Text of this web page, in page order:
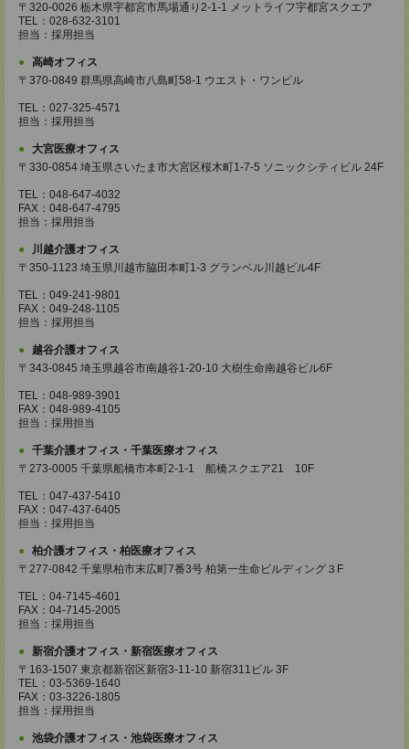
〒320-0026 栃木県宇都宮市馬場通り2-1-1 メットライフ宇都宮スクエア
TEL：028-632-3101
担当：採用担当
高崎オフィス
〒370-0849 群馬県高崎市八島町58-1 ウエスト・ワンビル
TEL：027-325-4571
担当：採用担当
大宮医療オフィス
〒330-0854 埼玉県さいたま市大宮区桜木町1-7-5 ソニックシティビル 24F
TEL：048-647-4032
FAX：048-647-4795
担当：採用担当
川越介護オフィス
〒350-1123 埼玉県川越市脇田本町1-3 グランベル川越ビル4F
TEL：049-241-9801
FAX：049-248-1105
担当：採用担当
越谷介護オフィス
〒343-0845 埼玉県越谷市南越谷1-20-10 大樹生命南越谷ビル6F
TEL：048-989-3901
FAX：048-989-4105
担当：採用担当
千葉介護オフィス・千葉医療オフィス
〒273-0005 千葉県船橋市本町2-1-1 船橋スクエア21 10F
TEL：047-437-5410
FAX：047-437-6405
担当：採用担当
柏介護オフィス・柏医療オフィス
〒277-0842 千葉県柏市末広町7番3号 柏第一生命ビルディング３F
TEL：04-7145-4601
FAX：04-7145-2005
担当：採用担当
新宿介護オフィス・新宿医療オフィス
〒163-1507 東京都新宿区新宿3-11-10 新宿311ビル 3F
TEL：03-5369-1640
FAX：03-3226-1805
担当：採用担当
池袋介護オフィス・池袋医療オフィス